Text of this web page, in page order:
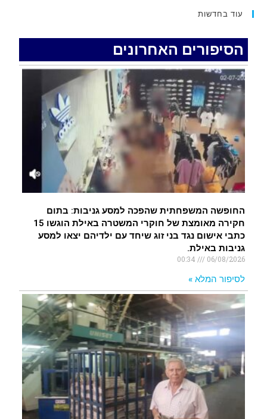
.
רעידת אדמה הורגשה באילת
איציק נועם מייסד מקומו ערב ערב נפטר
עוד בחדשות
הסיפורים האחרונים
החופשה המשפחתית שהפכה למסע גניבות: בתום
חקירה מאומצת של חוקרי המשטרה באילת הוגשו 15
כתבי אישום נגד בני זוג שיחד עם ילדיהם יצאו למסע
גניבות באילת.
06/08/2026
לסיפור המלא »